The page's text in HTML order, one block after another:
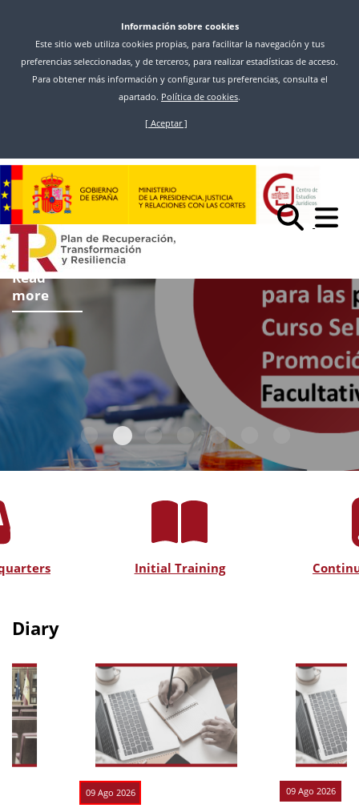
main
Información sobre cookies
Este sitio web utiliza cookies propias, para facilitar la navegación y tus
preferencias seleccionadas, y de terceros, para realizar estadísticas de acceso.
Para obtener más información y configurar tus preferencias, consulta el
apartado. Política de cookies.
[ Aceptar ]
Read
more
Initial Training
Diary
09 Ago 2026 09 Ago 2026